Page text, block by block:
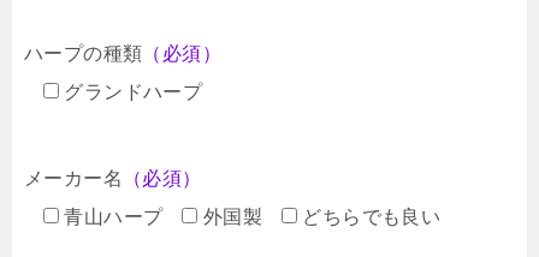
ハープの種類 （必須）
グランドハープ
メーカー名
（必須）
青山ハープ
外国製 どちらでも良い